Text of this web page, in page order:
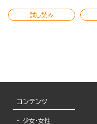
試し読み
コンテンツ
少女・女性